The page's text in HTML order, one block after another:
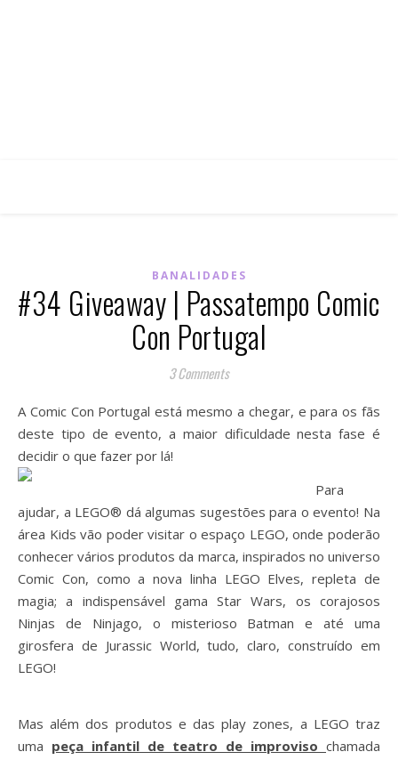
BANALIDADES
#34 Giveaway | Passatempo Comic
Con Portugal
3 Comments
A Comic Con Portugal está mesmo a chegar, e para os fãs
deste tipo de evento, a maior dificuldade nesta fase é
decidir o que fazer por lá!
Para
ajudar, a LEGO® dá algumas sugestões para o evento! Na
área Kids vão poder visitar o espaço LEGO, onde poderão
conhecer vários produtos da marca, inspirados no universo
Comic Con, como a nova linha LEGO Elves, repleta de
magia; a indispensável gama Star Wars, os corajosos
Ninjas de Ninjago, o misterioso Batman e até uma
girosfera de Jurassic World, tudo, claro, construído em
LEGO!
Mas além dos produtos e das play zones, a LEGO traz
uma peça infantil de teatro de improviso chamada